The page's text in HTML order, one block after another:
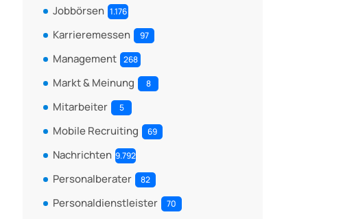
Jobbörsen 1.176
Karrieremessen 97
Management 268
Markt & Meinung 8
Mitarbeiter 5
Mobile Recruiting 69
Nachrichten 9.792
Personalberater 82
Personaldienstleister 70